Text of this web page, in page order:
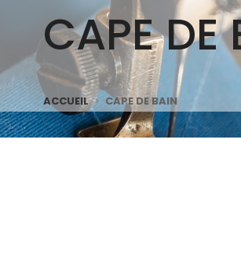
CAPE DE
ACCUEIL CAPE DE BAIN